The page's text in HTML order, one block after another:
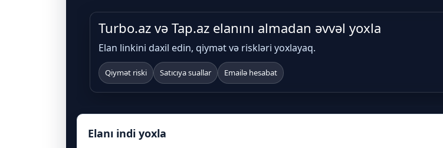
Turbo.az və Tap.az elanını almadan əvvəl yoxla
Elan linkini daxil edin, qiymət və riskləri yoxlayaq.
Qiymət riski Satıcıya suallar Emailə hesabat
Elanı indi yoxla